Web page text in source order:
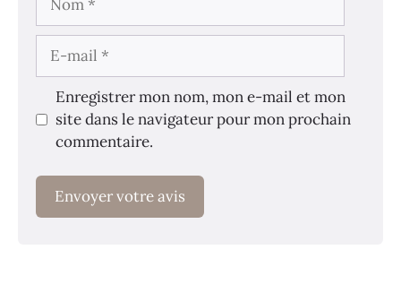
mail
Enregistrer mon nom, mon e-mail et mon
site dans le navigateur pour mon prochain
commentaire.